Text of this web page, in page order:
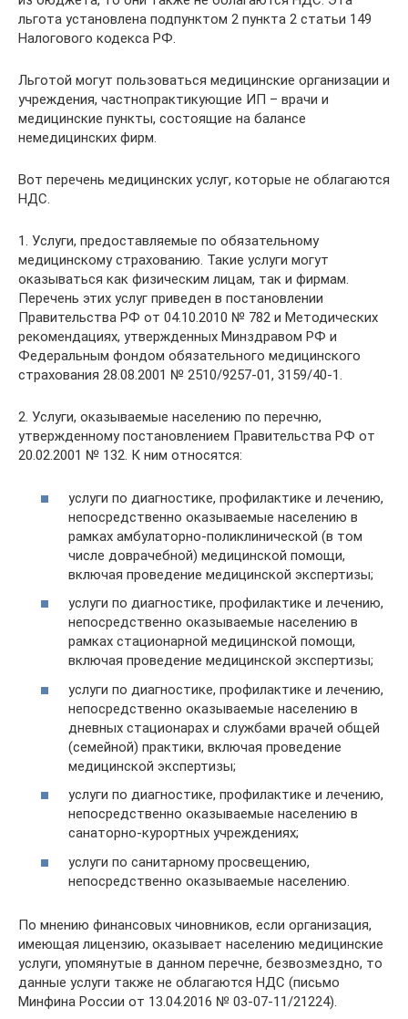
льгота установлена подпунктом 2 пункта 2 статьи 149
Налогового кодекса РФ.
Льготой могут пользоваться медицинские организации и
учреждения, частнопрактикующие ИП – врачи и
медицинские пункты, состоящие на балансе
немедицинских фирм.
Вот перечень медицинских услуг, которые не облагаются
НДС.
1. Услуги, предоставляемые по обязательному
медицинскому страхованию. Такие услуги могут
оказываться как физическим лицам, так и фирмам.
Перечень этих услуг приведен в постановлении
Правительства РФ от 04.10.2010 № 782 и Методических
рекомендациях, утвержденных Минздравом РФ и
Федеральным фондом обязательного медицинского
страхования 28.08.2001 № 2510/9257-01, 3159/40-1.
2. Услуги, оказываемые населению по перечню,
утвержденному постановлением Правительства РФ от
20.02.2001 № 132. К ним относятся:
услуги по диагностике, профилактике и лечению,
непосредственно оказываемые населению в
рамках амбулаторно-поликлинической (в том
числе доврачебной) медицинской помощи,
включая проведение медицинской экспертизы;
услуги по диагностике, профилактике и лечению,
непосредственно оказываемые населению в
рамках стационарной медицинской помощи,
включая проведение медицинской экспертизы;
услуги по диагностике, профилактике и лечению,
непосредственно оказываемые населению в
дневных стационарах и службами врачей общей
(семейной) практики, включая проведение
медицинской экспертизы;
услуги по диагностике, профилактике и лечению,
непосредственно оказываемые населению в
санаторно-курортных учреждениях;
услуги по санитарному просвещению,
непосредственно оказываемые населению.
По мнению финансовых чиновников, если организация,
имеющая лицензию, оказывает населению медицинские
услуги, упомянутые в данном перечне, безвозмездно, то
данные услуги также не облагаются НДС (письмо
Минфина России от 13.04.2016 № 03-07-11/21224).